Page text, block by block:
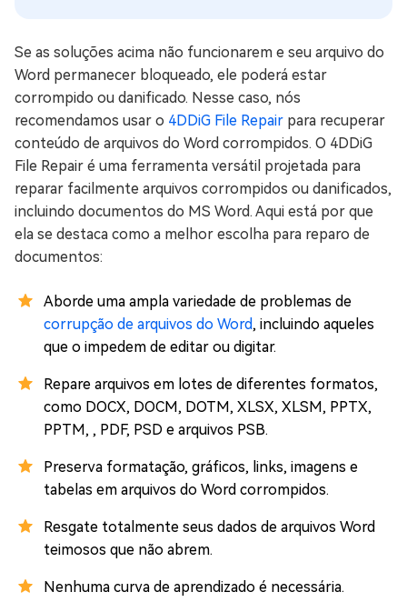
Se as soluções acima não funcionarem e seu arquivo do
Word permanecer bloqueado, ele poderá estar
corrompido ou danificado. Nesse caso, nós
recomendamos usar o 4DDiG File Repair para recuperar
conteúdo de arquivos do Word corrompidos. O 4DDiG
File Repair é uma ferramenta versátil projetada para
reparar facilmente arquivos corrompidos ou danificados,
incluindo documentos do MS Word. Aqui está por que
ela se destaca como a melhor escolha para reparo de
documentos:
Aborde uma ampla variedade de problemas de
corrupção de arquivos do Word, incluindo aqueles
que o impedem de editar ou digitar.
Repare arquivos em lotes de diferentes formatos,
como DOCX, DOCM, DOTM, XLSX, XLSM, PPTX,
PPTM, , PDF, PSD e arquivos PSB.
Preserva formatação, gráficos, links, imagens e
tabelas em arquivos do Word corrompidos.
Resgate totalmente seus dados de arquivos Word
teimosos que não abrem.
Nenhuma curva de aprendizado é necessária.